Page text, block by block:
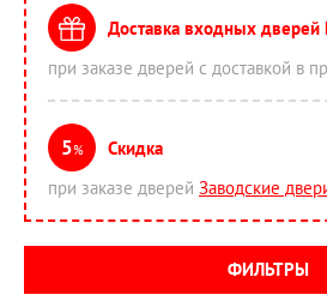
Доставка входных
при заказе дверей с доставкой в
5%
Скидка
при заказе дверей Заводские
ФИЛЬТРЫ